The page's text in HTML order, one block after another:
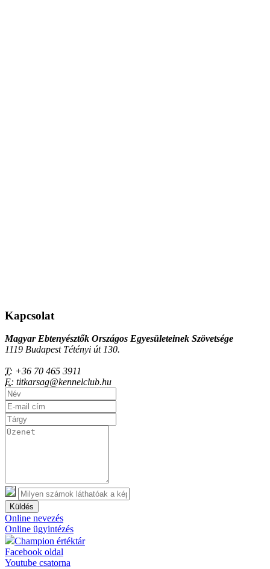
Kapcsolat
Magyar Ebtenyésztők Országos Egyesületeinek Szövetsége
1119 Budapest Tétényi út 130.
T: +36 70 465 3911
E: titkarsag@kennelclub.hu
Küldés
Online nevezés
Online ügyintézés
Champion értéktár
Facebook oldal
Youtube csatorna